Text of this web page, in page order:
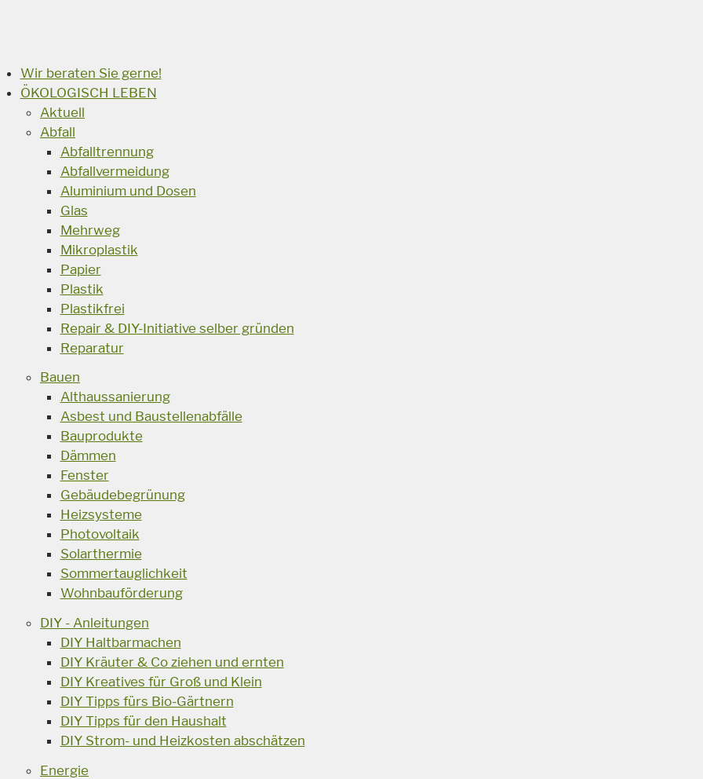
Wir beraten Sie gerne!
ÖKOLOGISCH LEBEN
Aktuell
Abfall
Abfalltrennung
Abfallvermeidung
Aluminium und Dosen
Glas
Mehrweg
Mikroplastik
Papier
Plastik
Plastikfrei
Repair & DIY-Initiative selber gründen
Reparatur
Bauen
Althaussanierung
Asbest und Baustellenabfälle
Bauprodukte
Dämmen
Fenster
Gebäudebegrünung
Heizsysteme
Photovoltaik
Solarthermie
Sommertauglichkeit
Wohnbauförderung
DIY - Anleitungen
DIY Haltbarmachen
DIY Kräuter & Co ziehen und ernten
DIY Kreatives für Groß und Klein
DIY Tipps fürs Bio-Gärtnern
DIY Tipps für den Haushalt
DIY Strom- und Heizkosten abschätzen
Energie